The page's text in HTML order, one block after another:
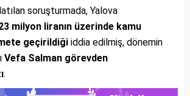
soruşturmada, Yalova
milyon liranın üzerinde kamu
geçirildiği iddia edilmiş, dönemin
Vefa Salman görevden
.